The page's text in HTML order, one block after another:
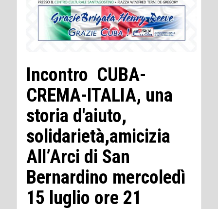
Incontro CUBA-
CREMA-ITALIA, una
storia d'aiuto,
solidarietà,amicizia
All’Arci di San
Bernardino mercoledì
15 luglio ore 21